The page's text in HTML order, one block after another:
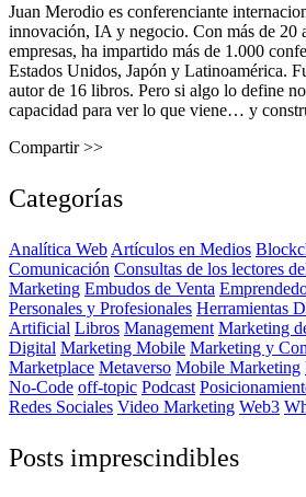
Juan Merodio es conferenciante
innovación, IA y negocio. Con más de 20
empresas, ha impartido más de 1.000
Estados Unidos, Japón y Latinoamérica.
autor de 16 libros. Pero si algo lo define
capacidad para ver lo que viene… y
Compartir >>
Categorías
Analítica Web Artículos en Medios
Comunicación Consultas de los lectores
Marketing Embudos de Venta
Personales y Profesionales Herramientas
Artificial Libros Management Marketing
Digital Marketing Mobile Marketing y
Marketplace Metaverso Mobile Marketing
No-Code off-topic Podcast
Redes Sociales Video Marketing Web3
Posts imprescindibles